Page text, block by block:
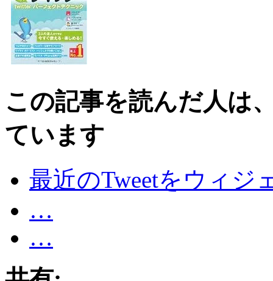
この記事を読んだ人は
ています
最近のTweetをウィ
…
…